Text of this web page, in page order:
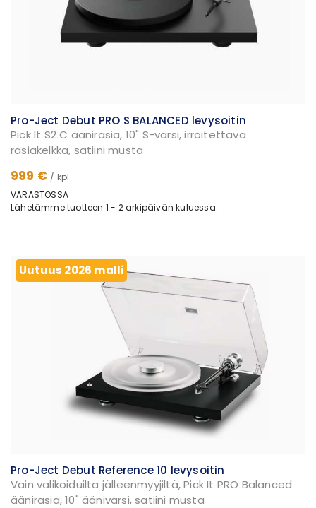
Pro-Ject Debut PRO S BALANCED levysoitin
Pick It S2 C äänirasia, 10" S-varsi, irroitettava
rasiakelkka, satiini musta
999 € / kpl
VARASTOSSA
Lähetämme tuotteen 1 - 2 arkipäivän kuluessa.
Uutuus 2026 malli
Pro-Ject Debut Reference 10 levysoitin
Vain valikoiduilta jälleenmyyjiltä, Pick It PRO Balanced
äänirasia, 10" äänivarsi, satiini musta